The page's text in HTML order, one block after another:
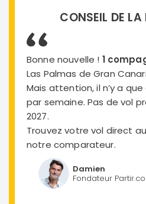
CONSEIL DE
Bonne nouvelle ! 1
Las Palmas de Gran
Mais attention, il n’y a
par semaine. Pas de vol
2027.
Trouvez votre vol direct
notre comparateur.
Damien
Fondateur